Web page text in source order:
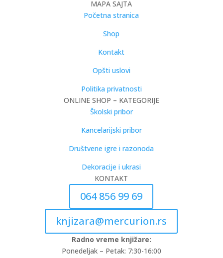
MAPA SAJTA
Početna stranica
Shop
Kontakt
Opšti uslovi
Politika privatnosti
ONLINE SHOP – KATEGORIJE
Školski pribor
Kancelarijski pribor
Društvene igre i razonoda
Dekoracije i ukrasi
KONTAKT
064 856 99 69
knjizara@mercurion.rs
Radno vreme knjižare:
Ponedeljak – Petak: 7:30-16:00